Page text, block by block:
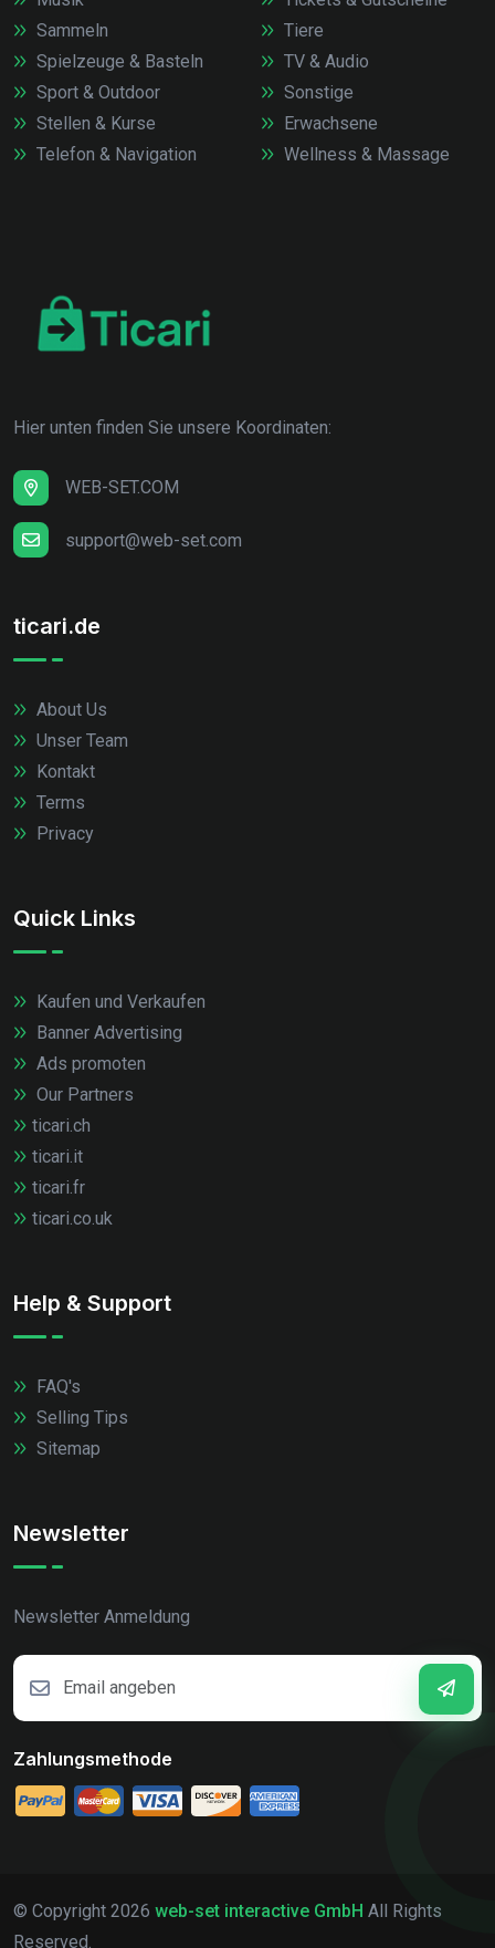
Sammeln
Spielzeuge & Basteln
Sport & Outdoor
Stellen & Kurse
Telefon & Navigation
Tiere
TV & Audio
Sonstige
Erwachsene
Wellness & Massage
Hier unten finden Sie unsere Koordinaten:
WEB-SET.COM
support@web-set.com
ticari.de
About Us
Unser Team
Kontakt
Terms
Privacy
Quick Links
Kaufen und Verkaufen
Banner Advertising
Ads promoten
Our Partners
ticari.ch
ticari.it
ticari.fr
ticari.co.uk
Help & Support
FAQ's
Selling Tips
Sitemap
Newsletter
Newsletter Anmeldung
Zahlungsmethode
© Copyright 2026 web-set interactive GmbH All Rights
Reserved.